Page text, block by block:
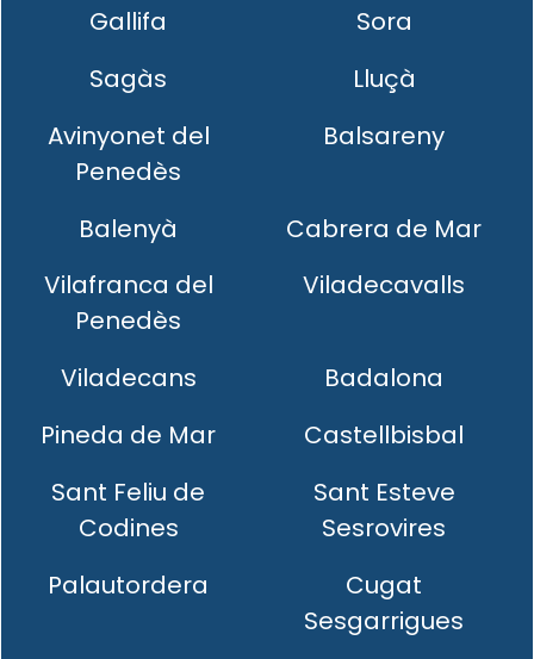
Gallifa
Sora
Sagàs
Lluçà
Avinyonet del
Penedès
Balsareny
Balenyà
Cabrera de Mar
Vilafranca del
Penedès
Viladecavalls
Viladecans
Badalona
Pineda de Mar
Castellbisbal
Sant Feliu de
Codines
Sant Esteve
Sesrovires
Palautordera
Cugat
Sesgarrigues